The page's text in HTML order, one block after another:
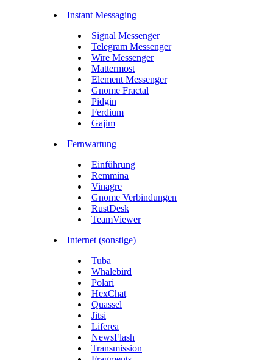
Instant Messaging
Signal Messenger
Telegram Messenger
Wire Messenger
Mattermost
Element Messenger
Gnome Fractal
Pidgin
Ferdium
Gajim
Fernwartung
Einführung
Remmina
Vinagre
Gnome Verbindungen
RustDesk
TeamViewer
Internet (sonstige)
Tuba
Whalebird
Polari
HexChat
Quassel
Jitsi
Liferea
NewsFlash
Transmission